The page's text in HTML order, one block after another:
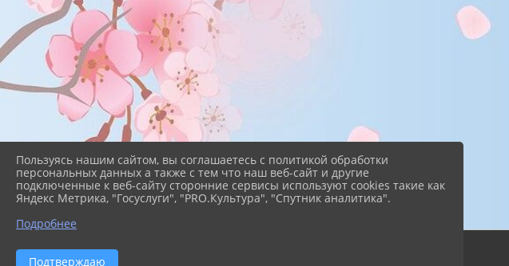
2026 г. konstant-school.uo-simf.ru
Пользуясь нашим сайтом, вы соглашаетесь с политикой обработки
персональных данных а также с тем что наш веб-сайт и другие
подключенные к веб-сайту сторонние сервисы используют cookies такие как
Яндекс Метрика, "Госуслуги", "PRO.Культура", "Спутник аналитика".
Подробнее
Подтверждаю